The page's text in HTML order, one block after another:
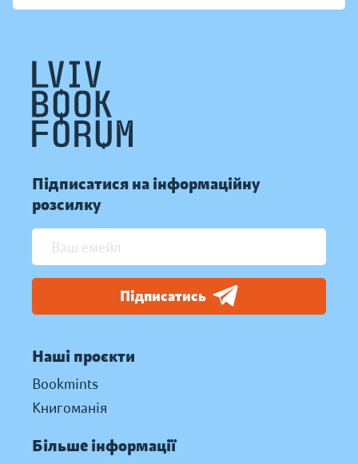
Підписатися на інформаційну
розсилку
Підписатись
Наші проєкти
Bookmints
Книгоманія
Більше інформації